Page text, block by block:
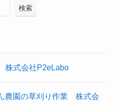
検索
株式会社P2eLabo
農園の草刈り作業 株式会